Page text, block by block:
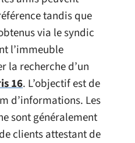
tandis que
via le syndic
l’immeuble
la recherche d’un
16. L’objectif est de
d’informations. Les
sont généralement
clients attestant de